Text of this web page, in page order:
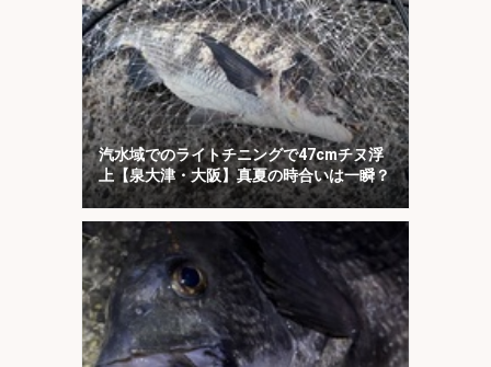
汽水域でのライトチニングで47cmチヌ浮
上【泉大津・大阪】真夏の時合いは一瞬？